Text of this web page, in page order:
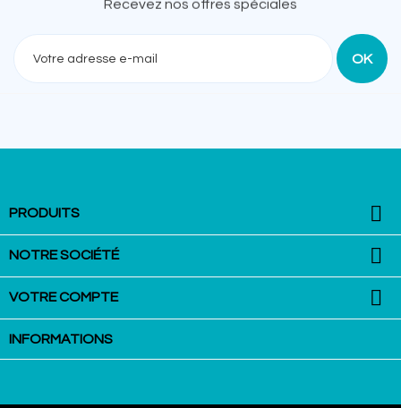
Recevez nos offres spéciales
PRODUITS 
NOTRE SOCIÉTÉ 
VOTRE COMPTE 
INFORMATIONS